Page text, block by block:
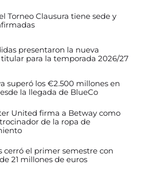
Torneo Clausura tiene sede y
presentaron la nueva
para la temporada 2026/27
superó los €2.500 millones en
la llegada de BlueCo
United firma a Betway como
de la ropa de
cerró el primer semestre con
21 millones de euros